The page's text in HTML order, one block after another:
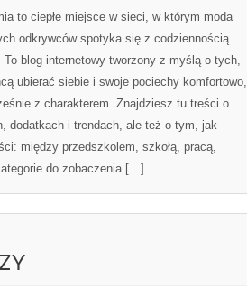
to ciepłe miejsce w sieci, w którym moda
odkrywców spotyka się z codziennością
To blog internetowy tworzony z myślą o tych,
ubierać siebie i swoje pociechy komfortowo,
z charakterem. Znajdziesz tu treści o
dodatkach i trendach, ale też o tym, jak
między przedszkolem, szkołą, pracą,
do zobaczenia […]